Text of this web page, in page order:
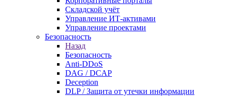
Складской учёт
Управление ИТ-активами
Управление проектами
Безопасность
Назад
Безопасность
Anti-DDoS
DAG / DCAP
Deception
DLP / Защита от утечки информации